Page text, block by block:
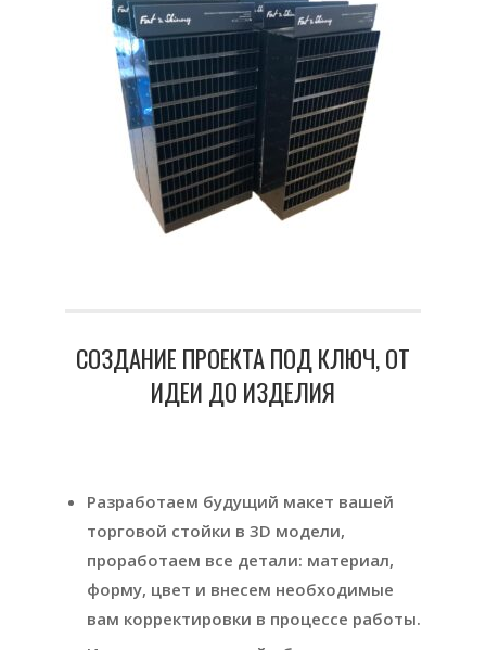
СОЗДАНИЕ ПРОЕКТА ПОД КЛЮЧ, ОТ
ИДЕИ ДО ИЗДЕЛИЯ
Разработаем будущий макет вашей
торговой стойки в 3D модели,
проработаем все детали: материал,
форму, цвет и внесем необходимые
вам корректировки в процессе работы.